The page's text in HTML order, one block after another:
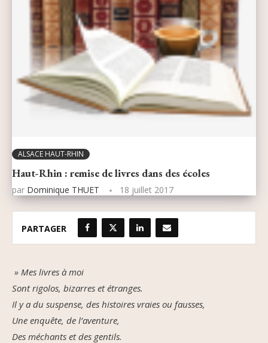
ALSACE HAUT-RHIN
Haut-Rhin : remise de livres dans des écoles
par Dominique THUET 18 juillet 2017
PARTAGER
» Mes livres à moi
Sont rigolos, bizarres et étranges.
Il y a du suspense, des histoires vraies ou fausses,
Une enquête, de l’aventure,
Des méchants et des gentils.